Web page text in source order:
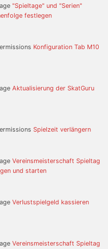
"Spieltage" und "Serien"
festlegen
Konfiguration Tab M10
Aktualisierung der SkatGuru
Spielzeit verlängern
Vereinsmeisterschaft Spieltag
und starten
Verlustspielgeld kassieren
Vereinsmeisterschaft Spieltag